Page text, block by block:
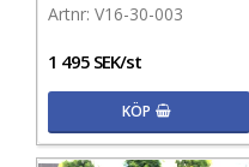
V16-30-003
1 495 SEK/st
KÖP